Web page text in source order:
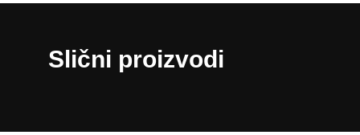
Slični proizvodi